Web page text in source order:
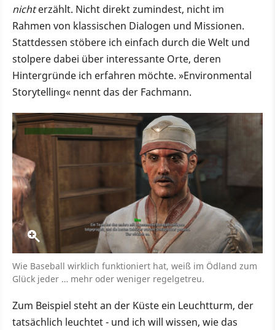
nichterzählt. Nicht direkt zumindest, nicht im
Rahmen von klassischen Dialogen und Missionen.
Stattdessen stöbere ich einfach durch die Welt und
stolpere dabei über interessante Orte, deren
Hintergründe ich erfahren möchte. »Environmental
Storytelling« nennt das der Fachmann.
Wie Baseball wirklich funktioniert hat, weiß im Ödland zum
Glück jeder … mehr oder weniger regelgetreu.
Zum Beispiel steht an der Küste ein Leuchtturm, der
tatsächlich leuchtet - und ich will wissen, wie das